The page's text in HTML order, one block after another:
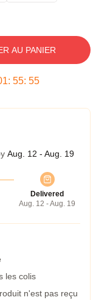
AU PANIER
: 55: 54
Aug. 12 - Aug. 19
Delivered
Aug. 12 - Aug. 19
les colis
n'est pas reçu